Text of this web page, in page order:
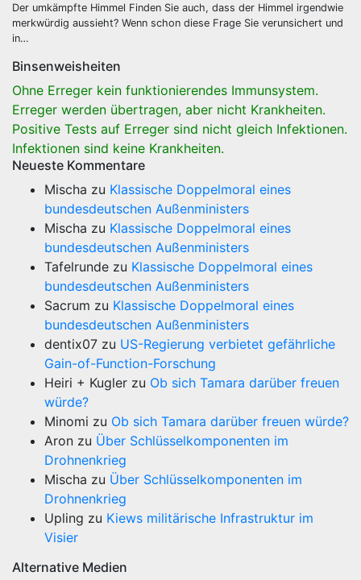
Der umkämpfte Himmel Finden Sie auch, dass der Himmel irgendwie
merkwürdig aussieht? Wenn schon diese Frage Sie verunsichert und
in…
Binsenweisheiten
Ohne Erreger kein funktionierendes Immunsystem.
Erreger werden übertragen, aber nicht Krankheiten.
Positive Tests auf Erreger sind nicht gleich Infektionen.
Infektionen sind keine Krankheiten.
Neueste Kommentare
Mischa zu Klassische Doppelmoral eines
bundesdeutschen Außenministers
Mischa zu Klassische Doppelmoral eines
bundesdeutschen Außenministers
Tafelrunde zu Klassische Doppelmoral eines
bundesdeutschen Außenministers
Sacrum zu Klassische Doppelmoral eines
bundesdeutschen Außenministers
dentix07 zu US-Regierung verbietet gefährliche
Gain-of-Function-Forschung
Heiri + Kugler zu Ob sich Tamara darüber freuen
würde?
Minomi zu Ob sich Tamara darüber freuen würde?
Aron zu Über Schlüsselkomponenten im
Drohnenkrieg
Mischa zu Über Schlüsselkomponenten im
Drohnenkrieg
Upling zu Kiews militärische Infrastruktur im
Visier
Alternative Medien